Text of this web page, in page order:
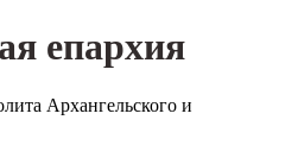
епархия
Архангельского и